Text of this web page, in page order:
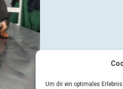
Um dir ein optimales